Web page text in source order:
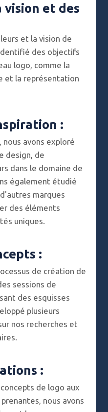
et des
et la vision de
des objectifs
logo, comme la
et la représentation
:
avons exploré
design, de
dans le domaine de
également étudié
marques
des éléments
uniques.
:
de création de
sessions de
des esquisses
plusieurs
nos recherches et
:
de logo aux
nous avons